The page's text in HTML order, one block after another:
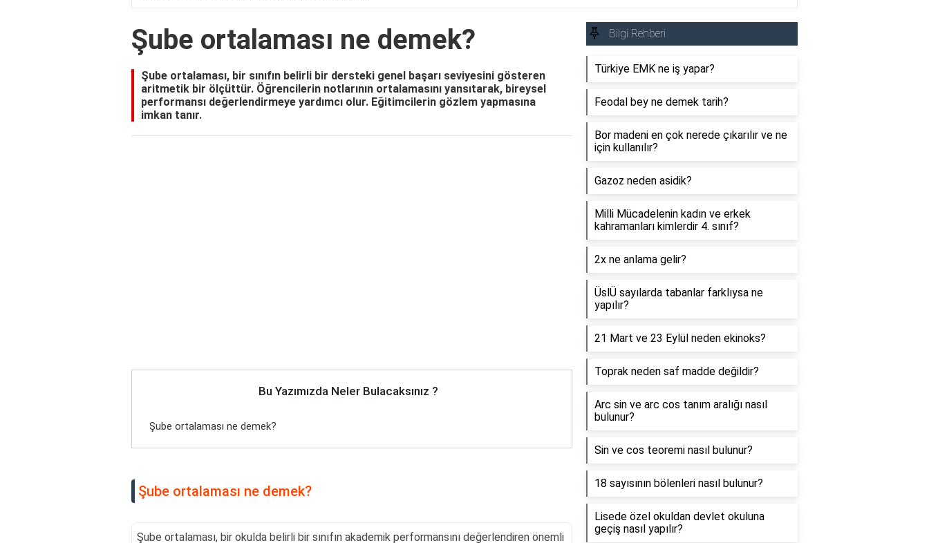
Şube ortalaması ne demek?
Şube ortalaması, bir sınıfın belirli bir dersteki genel başarı seviyesini gösteren
aritmetik bir ölçüttür. Öğrencilerin notlarının ortalamasını yansıtarak, bireysel
performansı değerlendirmeye yardımcı olur. Eğitimcilerin gözlem yapmasına
imkan tanır.
Bu Yazımızda Neler Bulacaksınız ?
Şube ortalaması ne demek?
Şube ortalaması ne demek?
Şube ortalaması, bir okulda belirli bir sınıfın akademik performansını değerlendiren önemli
Bilgi Rehberi
Türkiye EMK ne iş yapar?
Feodal bey ne demek tarih?
Bor madeni en çok nerede çıkarılır ve ne
için kullanılır?
Gazoz neden asidik?
Milli Mücadelenin kadın ve erkek
kahramanları kimlerdir 4. sınıf?
2x ne anlama gelir?
ÜslÜ sayılarda tabanlar farklıysa ne
yapılır?
21 Mart ve 23 Eylül neden ekinoks?
Toprak neden saf madde değildir?
Arc sin ve arc cos tanım aralığı nasıl
bulunur?
Sin ve cos teoremi nasıl bulunur?
18 sayısının bölenleri nasıl bulunur?
Lisede özel okuldan devlet okuluna
geçiş nasıl yapılır?